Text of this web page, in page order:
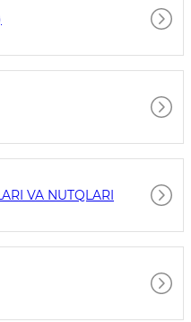
VA NUTQLARI